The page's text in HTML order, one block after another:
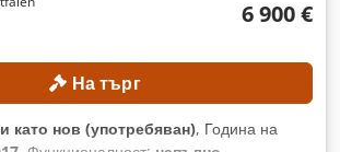
6 900 €
На търг
като нов (употребяван), Година на